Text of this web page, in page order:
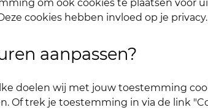
basis zal vormen voor een levendige
leren kennen en we je wegwijs
om ook cookies te plaatsen voor
cookies hebben invloed op je privacy.
aanpassen?
doelen wij met jouw toestemming
Of trek je toestemming in via de link